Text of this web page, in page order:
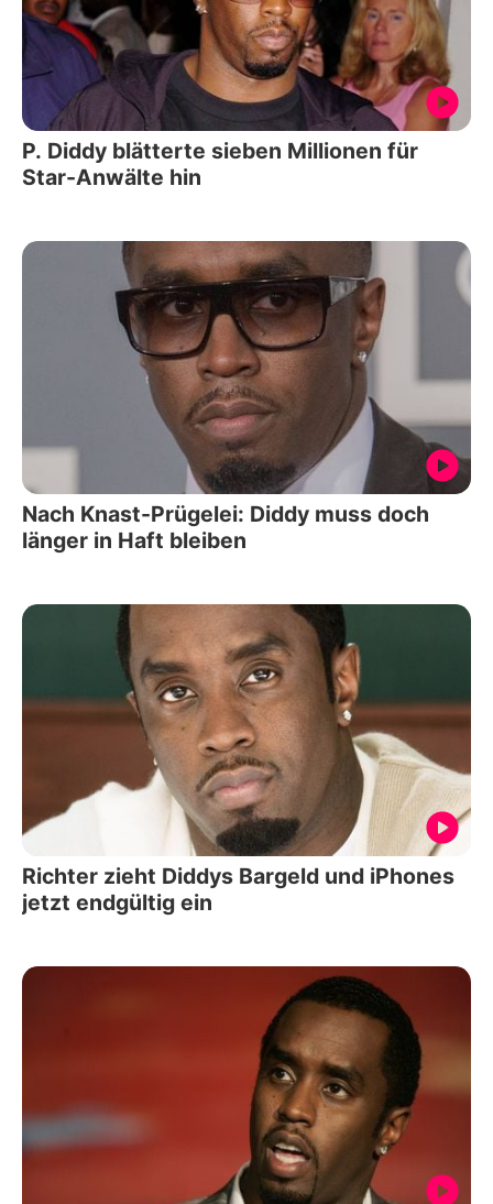
P. Diddy blätterte sieben Millionen für
Star-Anwälte hin
Nach Knast-Prügelei: Diddy muss doch
länger in Haft bleiben
Richter zieht Diddys Bargeld und iPhones
jetzt endgültig ein